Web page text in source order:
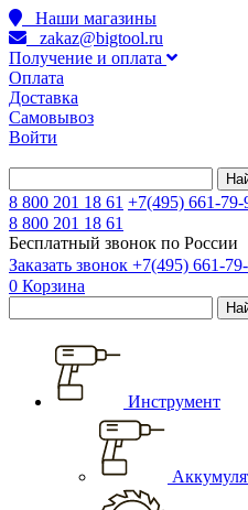
Наши магазины
zakaz@bigtool.ru
Получение и оплата
Оплата
Доставка
Самовывоз
Войти
8 800 201 18 61 +7(495) 661-79-
8 800 201 18 61
Бесплатный звонок по России
Заказать звонок +7(495) 661-
0 Корзина
Инструмент